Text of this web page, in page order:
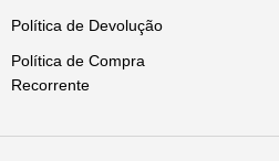
Política de Devolução
Política de Compra
Recorrente